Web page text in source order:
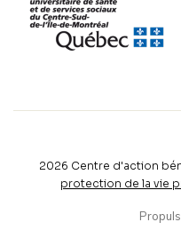
2026 Centre d'action
protection de la vie